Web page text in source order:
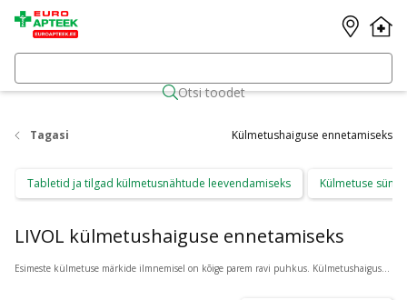
Otsi toodet
Tagasi Külmetushaiguse ennetamiseks
Tabletid ja tilgad külmetusnähtude leevendamiseks Külmetuse
LIVOL külmetushaiguse ennetamiseks
Esimeste külmetuse märkide ilmnemisel on kõige parem ravi puhkus. Külmetushaiguse ennetamist toetab ka immuunsüsteemi tugevdamine. Valik preparaate külmetushaiguste ennetamiseks ning immuunsüsteemi töö toetamiseks leiad Azeta.ee e-apteegist. Täpsema konsultatisooni saamiseks vajuta toote all olevale nupule